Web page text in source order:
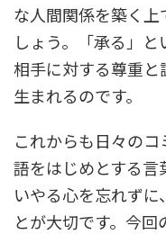
な人間関係を築く
しょう。「承る」と
相手に対する尊重
生まれるのです。
これからも日々の
語をはじめとする
いやる心を忘れず
とが大切です。今